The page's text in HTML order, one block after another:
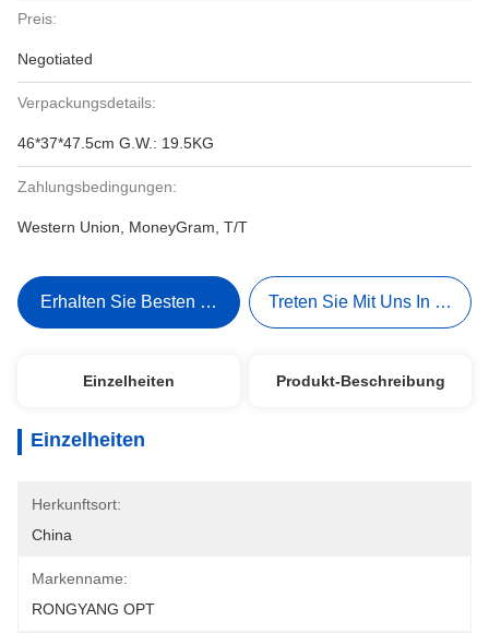
Preis:
Negotiated
Verpackungsdetails:
46*37*47.5cm G.W.: 19.5KG
Zahlungsbedingungen:
Western Union, MoneyGram, T/T
Erhalten Sie Besten Preis Treten Sie Mit Uns In
Einzelheiten Produkt-Beschreibung
Einzelheiten
Herkunftsort:
China
Markenname:
RONGYANG OPT